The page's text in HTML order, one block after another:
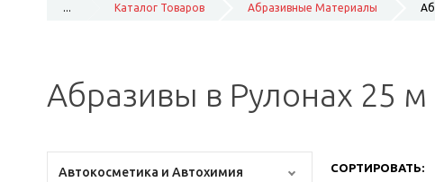
... Каталог Товаров Абразивные Материалы
Абразивы в Рулонах 25 м
Автокосметика и Автохимия СОРТИРОВАТЬ: